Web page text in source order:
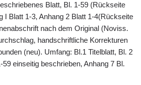
Blatt, Bl. 1-59 (Rückseite
I Blatt 1-3, Anhang 2 Blatt 1-4(Rückseite
nach dem Original (Noviss.
handschriftliche Korrekturen
(neu). Umfang: Bl.1 Titelblatt, Bl. 2
einseitig beschrieben, Anhang 7 Bl.